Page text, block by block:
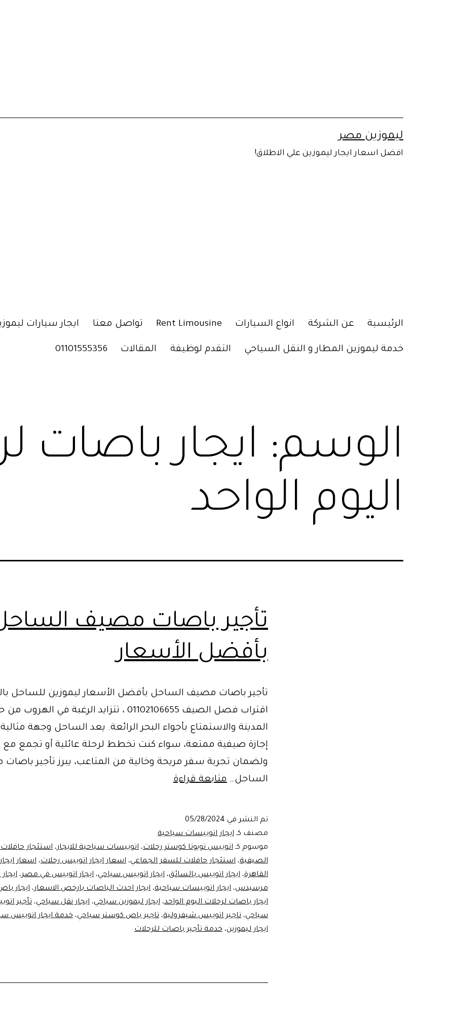
ليموزين مصر
افضل اسعار ايجار ليموزين علي الاطلاق!
الرئيسية عن الشركة انواع السيارات Rent Limousine تواصل معنا ايجار سيارات
خدمة ليموزين المطار و النقل السياحي التقدم لوظيفة المقالات 01101555356
الوسم: ايجار باصات
اليوم الواحد
تأجير باصات مصيف
بأفضل الأسعار
تأجير باصات مصيف الساحل بأفضل الأسعار ليموزين للساحل
اقتراب فصل الصيف 01102106655 ، تتزايد الرغبة في الهروب
المدينة والاستمتاع بأجواء البحر الرائعة. يعد الساحل وجهة
إجازة صيفية ممتعة، سواء كنت تخطط لرحلة عائلية أو تجمع مع
ولضمان تجربة سفر مريحة وخالية من المتاعب، يبرز تأجير
الساحل… متابعة قراءة
الساحل
بأفضل
الأسعار
تم النشر في 05/28/2024
مصنف كـ ايجار اتوبيسات سياحية
موسوم كـ اتوبيس تويوتا كوستر رحلات، اتوبيسات سياحية للايجار، استئجار
الصيفية، استئجار حافلات للسفر الجماعي، اسعار ايجار اتوبيس رحلات، اسعار
القاهرة، ايجار اتوبيس بالسائق، ايجار اتوبيس سياحي، ايجار اتوبيس في مصر،
مرسيدس، ايجار اتوبيسات سياحية، ايجار احدث الباصات بارخص الاسعار، ايجار باص 33
ايجار باصات لرحلات اليوم الواحد، ايجار ليموزين سياحي، ايجار نقل سياحي، تأجير
سياحي، تاجير اتوبيس شيفرولية، تاجير باص كوستر سياحي، خدمة ايجار اتوبيس
ايجار ليموزين، خدمة تأجير باصات للرحلات